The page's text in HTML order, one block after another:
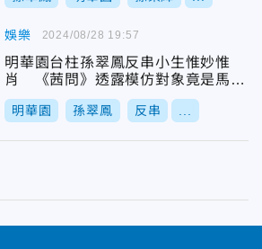
娛樂
明華園台柱孫翠鳳反串小生惟妙惟
肖 《茜問》透露模仿對象竟是馬英
九
明華園 孫翠鳳 反串
2024/08/28 19:57